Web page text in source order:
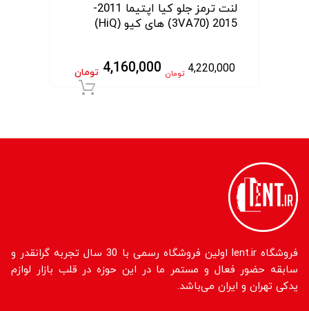
لنت ترمز جلو کیا اپتیما 2011-
2015 (3VA70) های کیو (HiQ)
4,220,000 تومان 4,160,000 تومان
فروشگاه lent.ir اولین فروشگاه رسمی با 30 سال تجربه گرانقدر و
سابقه حضور فعال و مستمر ما در این حوزه در قلب بازار لوازم
یدکی تهران و ایران می‌باشد.